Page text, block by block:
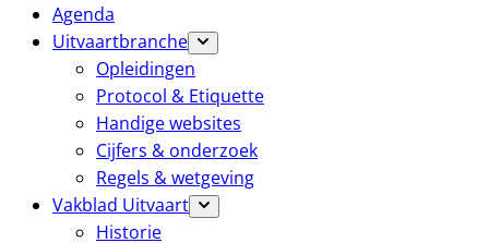
Agenda
Uitvaartbranche
Opleidingen
Protocol & Etiquette
Handige websites
Cijfers & onderzoek
Regels & wetgeving
Vakblad Uitvaart
Historie